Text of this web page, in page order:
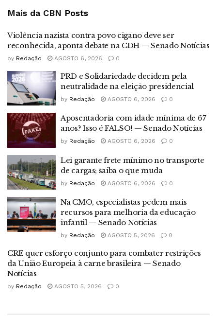
Mais da CBN Posts
Violência nazista contra povo cigano deve ser
reconhecida, aponta debate na CDH — Senado Notícias
by Redação AGOSTO 6, 2026 0
PRD e Solidariedade decidem pela
neutralidade na eleição presidencial
by Redação AGOSTO 6, 2026 0
Aposentadoria com idade mínima de 67
anos? Isso é FALSO! — Senado Notícias
by Redação AGOSTO 6, 2026 0
Lei garante frete mínimo no transporte
de cargas; saiba o que muda
by Redação AGOSTO 6, 2026 0
Na CMO, especialistas pedem mais
recursos para melhoria da educação
infantil — Senado Notícias
by Redação AGOSTO 5, 2026 0
CRE quer esforço conjunto para combater restrições
da União Europeia à carne brasileira — Senado
Notícias
by Redação AGOSTO 5, 2026 0